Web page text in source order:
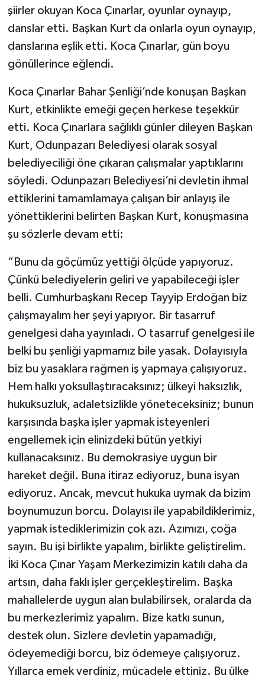
şiirler okuyan Koca Çınarlar, oyunlar oynayıp,
danslar etti. Başkan Kurt da onlarla oyun oynayıp,
danslarına eşlik etti. Koca Çınarlar, gün boyu
gönüllerince eğlendi.
Koca Çınarlar Bahar Şenliği’nde konuşan Başkan
Kurt, etkinlikte emeği geçen herkese teşekkür
etti. Koca Çınarlara sağlıklı günler dileyen Başkan
Kurt, Odunpazarı Belediyesi olarak sosyal
belediyeciliği öne çıkaran çalışmalar yaptıklarını
söyledi. Odunpazarı Belediyesi’ni devletin ihmal
ettiklerini tamamlamaya çalışan bir anlayış ile
yönettiklerini belirten Başkan Kurt, konuşmasına
şu sözlerle devam etti:
“Bunu da göçümüz yettiği ölçüde yapıyoruz.
Çünkü belediyelerin geliri ve yapabileceği işler
belli. Cumhurbaşkanı Recep Tayyip Erdoğan biz
çalışmayalım her şeyi yapıyor. Bir tasarruf
genelgesi daha yayınladı. O tasarruf genelgesi ile
belki bu şenliği yapmamız bile yasak. Dolayısıyla
biz bu yasaklara rağmen iş yapmaya çalışıyoruz.
Hem halkı yoksullaştıracaksınız; ülkeyi haksızlık,
hukuksuzluk, adaletsizlikle yöneteceksiniz; bunun
karşısında başka işler yapmak isteyenleri
engellemek için elinizdeki bütün yetkiyi
kullanacaksınız. Bu demokrasiye uygun bir
hareket değil. Buna itiraz ediyoruz, buna isyan
ediyoruz. Ancak, mevcut hukuka uymak da bizim
boynumuzun borcu. Dolayısı ile yapabildiklerimiz,
yapmak istediklerimizin çok azı. Azımızı, çoğa
sayın. Bu işi birlikte yapalım, birlikte geliştirelim.
İki Koca Çınar Yaşam Merkezimizin katılı daha da
artsın, daha faklı işler gerçekleştirelim. Başka
mahallelerde uygun alan bulabilirsek, oralarda da
bu merkezlerimiz yapalım. Bize katkı sunun,
destek olun. Sizlere devletin yapamadığı,
ödeyemediği borcu, biz ödemeye çalışıyoruz.
Yıllarca emek verdiniz, mücadele ettiniz. Bu ülke